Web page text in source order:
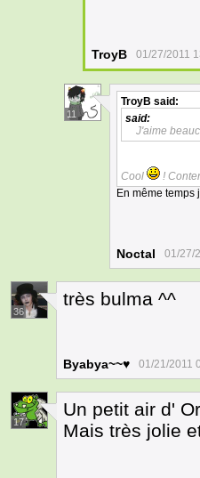
TroyB 01/27/2011
11
TroyB said:
said:
J'aime
Cool !
En même temps
Noctal 01/27/
36
très bulma ^^
Byabya~~♥ 01/21/2011
17
Un petit air d'
Mais très jolie